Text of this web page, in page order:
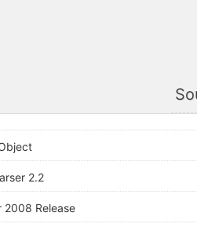
2.2
2008 Release